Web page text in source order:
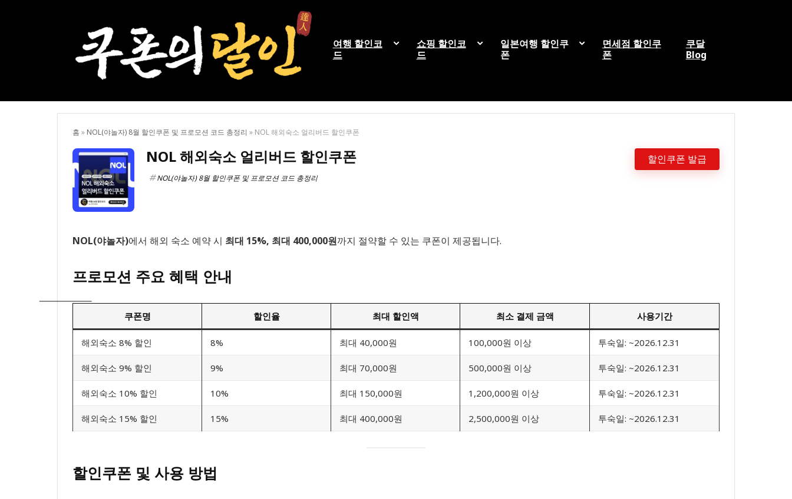
여행 할인코
드
쇼핑 할인코
드
일본여행 할인쿠
폰
면세점 할인쿠
폰
쿠달
Blog
홈 » NOL(야놀자) 8월 할인쿠폰 및 프로모션 코드 총정리 » NOL 해외숙소 얼리버드 할인쿠폰
NOL 해외숙소 얼리버드 할인쿠폰
NOL(야놀자) 8월 할인쿠폰 및 프로모션 코드 총정리
할인쿠폰 발급
NOL(야놀자)에서 해외 숙소 예약 시 최대 15%, 최대 400,000원까지 절약할 수 있는 쿠폰이 제공됩니다.
프로모션 주요 혜택 안내
쿠폰명 할인율 최대 할인액 최소 결제 금액 사용기간
해외숙소 8% 할인 8% 최대 40,000원 100,000원 이상 투숙일: ~2026.12.31
해외숙소 9% 할인 9% 최대 70,000원 500,000원 이상 투숙일: ~2026.12.31
해외숙소 10% 할인 10% 최대 150,000원 1,200,000원 이상 투숙일: ~2026.12.31
해외숙소 15% 할인 15% 최대 400,000원 2,500,000원 이상 투숙일: ~2026.12.31
할인쿠폰 및 사용 방법